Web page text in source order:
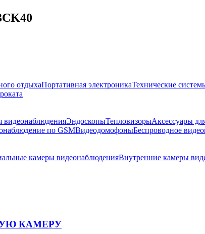
отдыхаПортативная электроникаТехнические
видеонаблюденияЭндоскопыТепловизорыАксессуары
по GSMВидеодомофоныБеспроводное
камеры видеонаблюденияВнутренние камеры
КАМЕРУ